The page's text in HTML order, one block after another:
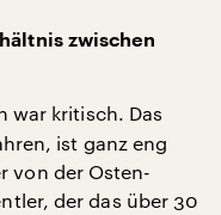
zwischen
war kritisch. Das
ist ganz eng
von der Osten-
der das über 30